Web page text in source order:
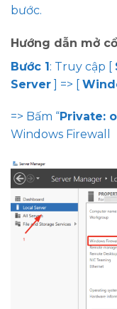
bước.
Hướng dẫn mở
Bước 1: Truy cập [
Server ] => [
=> Bấm “Private:
Windows Firewall